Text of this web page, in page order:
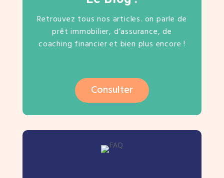
Retrouvez tous nos articles. on parle de
prêt immobilier, d’assurance, de
coaching financier et bien plus encore !
Consulter